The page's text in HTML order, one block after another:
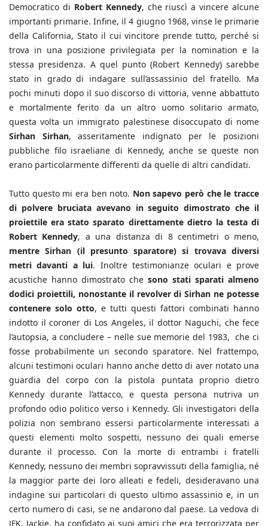
Democratico di Robert Kennedy, che riuscì a vincere alcune
importanti primarie. Infine, il 4 giugno 1968, vinse le primarie
della California, Stato il cui vincitore prende tutto, perché si
trova in una posizione privilegiata per la nomination e la
stessa presidenza. A quel punto (Robert Kennedy) sarebbe
stato in grado di indagare sull’assassinio del fratello. Ma
pochi minuti dopo il suo discorso di vittoria, venne abbattuto
e mortalmente ferito da un altro uomo solitario armato,
questa volta un immigrato palestinese disoccupato di nome
Sirhan Sirhan, asseritamente indignato per le posizioni
pubbliche filo israeliane di Kennedy, anche se queste non
erano particolarmente differenti da quelle di altri candidati.
Tutto questo mi era ben noto. Non sapevo però che le tracce
di polvere bruciata avevano in seguito dimostrato che il
proiettile era stato sparato direttamente dietro la testa di
Robert Kennedy, a una distanza di 8 centimetri o meno,
mentre Sirhan (il presunto sparatore) si trovava diversi
metri davanti a lui. Inoltre testimonianze oculari e prove
acustiche hanno dimostrato che sono stati sparati almeno
dodici proiettili, nonostante il revolver di Sirhan ne potesse
contenere solo otto, e tutti questi fattori combinati hanno
indotto il coroner di Los Angeles, il dottor Naguchi, che fece
l’autopsia, a concludere – nelle sue memorie del 1983, che ci
fosse probabilmente un secondo sparatore. Nel frattempo,
alcuni testimoni oculari hanno anche detto di aver notato una
guardia del corpo con la pistola puntata proprio dietro
Kennedy durante l’attacco, e questa persona nutriva un
profondo odio politico verso i Kennedy. Gli investigatori della
polizia non sembrano essersi particolarmente interessati a
questi elementi molto sospetti, nessuno dei quali emerse
durante il processo. Con la morte di entrambi i fratelli
Kennedy, nessuno dei membri sopravvissuti della famiglia, né
la maggior parte dei loro alleati e fedeli, desideravano una
indagine sui particolari di questo ultimo assassinio e, in un
certo numero di casi, se ne andarono dal paese. La vedova di
JFK, Jackie, ha confidato ai suoi amici che era terrorizzata per